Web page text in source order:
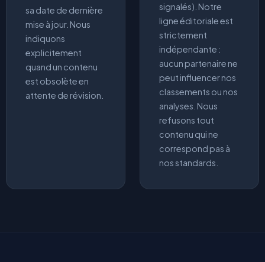
sa date de dernière
mise à jour. Nous
indiquons
explicitement
quand un contenu
est obsolète en
attente de révision.
signalés). Notre
ligne éditoriale est
strictement
indépendante :
aucun partenaire ne
peut influencer nos
classements ou nos
analyses. Nous
refusons tout
contenu qui ne
correspond pas à
nos standards.